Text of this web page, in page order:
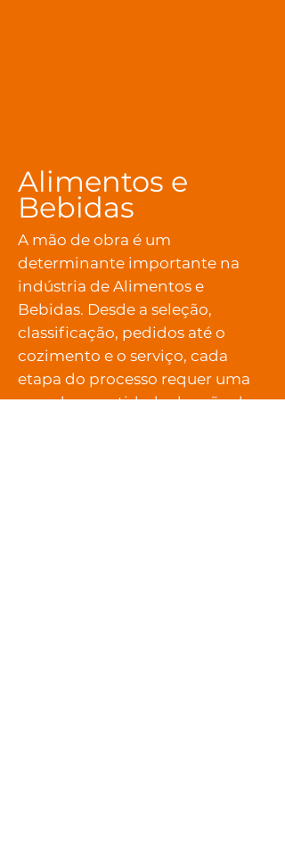
Alimentos e
Bebidas
A mão de obra é um
determinante importante na
indústria de Alimentos e
Bebidas. Desde a seleção,
classificação, pedidos até o
cozimento e o serviço, cada
etapa do processo requer uma
grande quantidade de mão de